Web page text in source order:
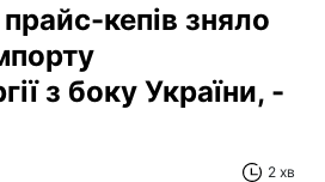
кепів зняло
з боку України, -
2 хв